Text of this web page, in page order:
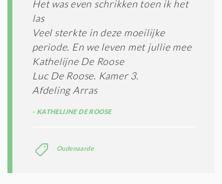
Het was even schrikken toen ik het
las
Veel sterkte in deze moeilijke
periode. En we leven met jullie mee
Kathelijne De Roose
Luc De Roose. Kamer 3.
Afdeling Arras
KATHELIJNE DE ROOSE
Oudenaarde